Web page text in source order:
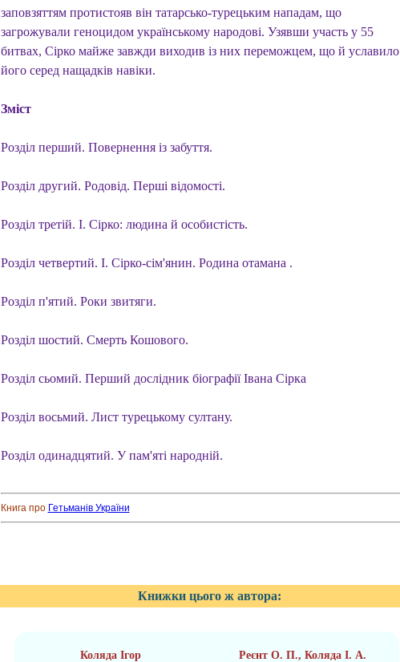
заповзяттям протистояв він татарсько-турецьким нападам, що
загрожували геноцидом українському народові. Узявши участь у 55
битвах, Сірко майже завжди виходив із них переможцем, що й уславило
його серед нащадків навіки.
Зміст
Розділ перший. Повернення із забуття.
Розділ другий. Родовід. Перші відомості.
Розділ третій. І. Сірко: людина й особистість.
Розділ четвертий. І. Сірко-сім'янин. Родина отамана .
Розділ п'ятий. Роки звитяги.
Розділ шостий. Смерть Кошового.
Розділ сьомий. Перший дослідник біографії Івана Сірка
Розділ восьмий. Лист турецькому султану.
Розділ одинадцятий. У пам'яті народній.
Книга про Гетьманів України
Книжки цього ж автора:
Коляда Ігор Реєнт О. П., Коляда І. А.